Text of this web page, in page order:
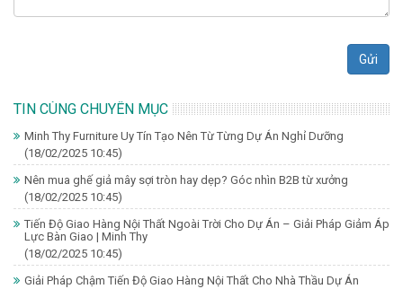
Gửi
TIN CÙNG CHUYÊN MỤC
Minh Thy Furniture Uy Tín Tạo Nên Từ Từng Dự Án Nghỉ Dưỡng
(18/02/2025 10:45)
Nên mua ghế giả mây sợi tròn hay dẹp? Góc nhìn B2B từ xưởng
(18/02/2025 10:45)
Tiến Độ Giao Hàng Nội Thất Ngoài Trời Cho Dự Án – Giải Pháp Giảm Áp
Lực Bàn Giao | Minh Thy
(18/02/2025 10:45)
Giải Pháp Chậm Tiến Độ Giao Hàng Nội Thất Cho Nhà Thầu Dự Án